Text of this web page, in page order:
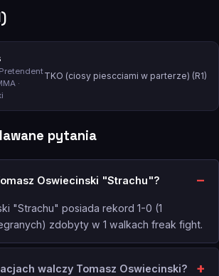
·
TKO (ciosy piescciami w parterze) (R1)
pytania
Oswiecinski "Strachu"?
"Strachu" posiada rekord 1-0 (1
zdobyty w 1 walkach freak fight.
walczy Tomasz Oswiecinski?